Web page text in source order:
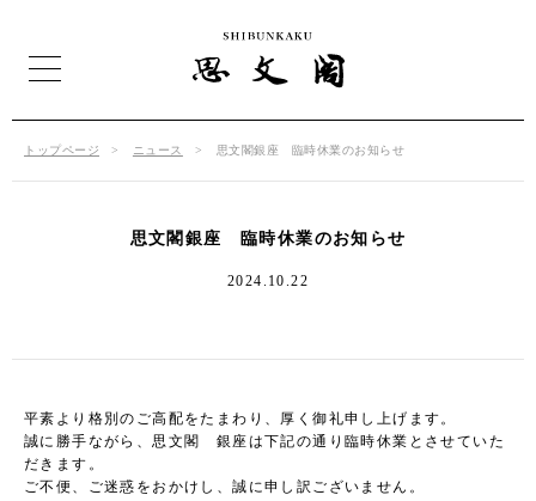
トップページ ニュース 思文閣銀座 臨時休業のお知らせ
思文閣銀座 臨時休業のお知らせ
2024.10.22
平素より格別のご高配をたまわり、厚く御礼申し上げます。
誠に勝手ながら、思文閣 銀座は下記の通り臨時休業とさせていた
だきます。
ご不便、ご迷惑をおかけし、誠に申し訳ございません。